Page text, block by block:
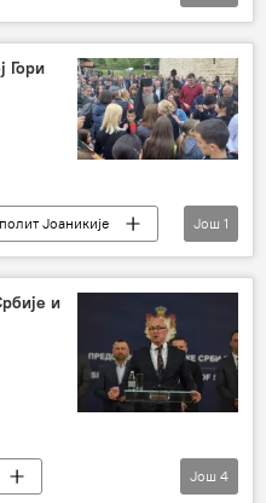
Гори
Јоаникије
Још 1
и
Још 4